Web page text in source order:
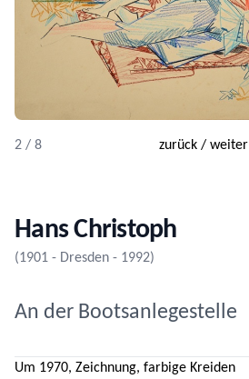
2 / 8 zurück/ weiter
Hans Christoph
(1901 - Dresden - 1992)
An der Bootsanlegestelle
Um 1970, Zeichnung, farbige Kreiden